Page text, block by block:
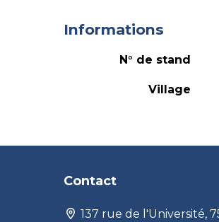
Informations
N° de stand
Village
Contact
137 rue de l'Université,